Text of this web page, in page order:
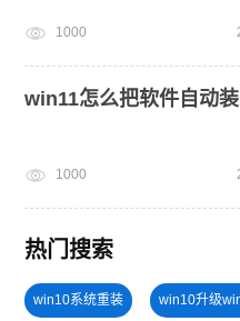
1000
win11怎么把软件自动
1000
热门搜索
win10系统重装 win10升级